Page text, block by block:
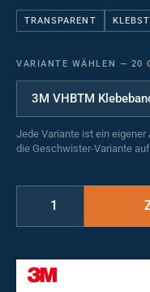
TRANSPARENT
VARIANTE WÄHLEN — 20
Jede Variante ist ein
die Geschwister-Variante